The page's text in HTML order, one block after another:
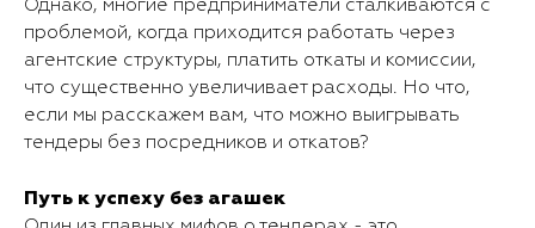
Однако, многие предприниматели сталкиваются с
проблемой, когда приходится работать через
агентские структуры, платить откаты и комиссии,
что существенно увеличивает расходы. Но что,
если мы расскажем вам, что можно выигрывать
тендеры без посредников и откатов?
Путь к успеху без агашек